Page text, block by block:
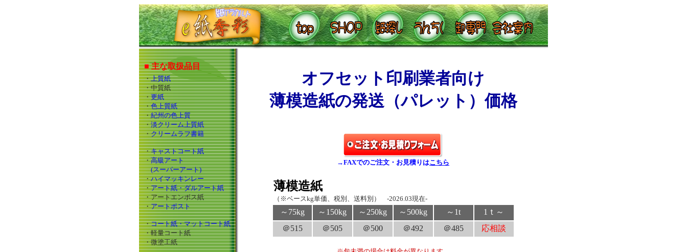
■ 主な取扱品目
・上質紙
・中質紙
・更紙
・色上質紙
・紀州の色上質
・淡クリーム上質紙
・クリームラフ書籍
・キャストコート紙
・高級アート
(スーパーアート)
・ハイマッキンレー
・アート紙・ダルアート紙
・アートエンボス紙
・アートポスト
・コート紙・マットコート紙
・軽量コート紙
・微塗工紙
オフセット印刷業者向け
薄模造紙の発送（パレット）価格
→FAXでのご注文・お見積りはこちら
薄模造紙
（※ベースkg単価、税別、送料別） -2026.03現在-
～75kg ～150kg ～250kg ～500kg ～1t
1ｔ～
＠515
＠505 ＠500 ＠492 ＠485 応相談